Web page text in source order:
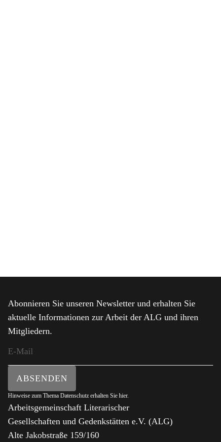
Abonnieren Sie unseren Newsletter und erhalten Sie
aktuelle Informationen zur Arbeit der ALG und ihren
Mitgliedern.
ABSENDEN
Hinweise zum Thema Datenschutz erhalten Sie hier.
Arbeitsgemeinschaft Literarischer
Gesellschaften und Gedenkstätten e.V. (ALG)
Alte Jakobstraße 159/160